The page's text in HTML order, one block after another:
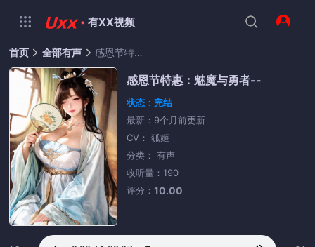
· 有XX视频
首页 全部有声 感恩节特惠：魅魔与勇者--
感恩节特惠：魅魔与勇者--
状态：完结
最新：9个月前更新
CV： 狐姬
分类： 有声
收听量：190
评分： 10.00